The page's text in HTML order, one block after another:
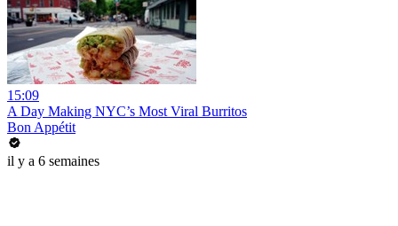
15:09
A Day Making NYC’s Most Viral Burritos
Bon Appétit
il y a 6 semaines